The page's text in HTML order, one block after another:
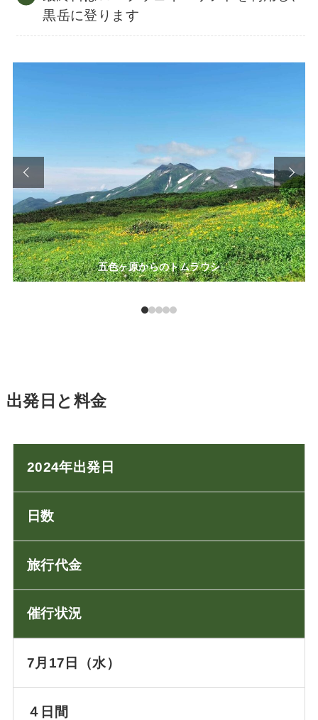
黒岳に登ります
五色ヶ原からのトムラウシ
出発日と料金
2024年出発日
日数
旅行代金
催行状況
7月17日（水）
４日間